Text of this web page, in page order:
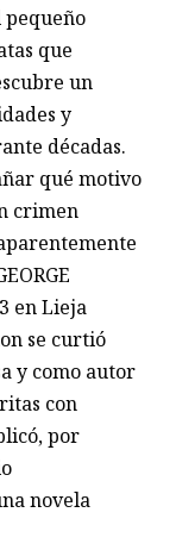
que
un
y
décadas.
qué motivo
crimen
en Lieja
se curtió
y como autor
con
por
novela